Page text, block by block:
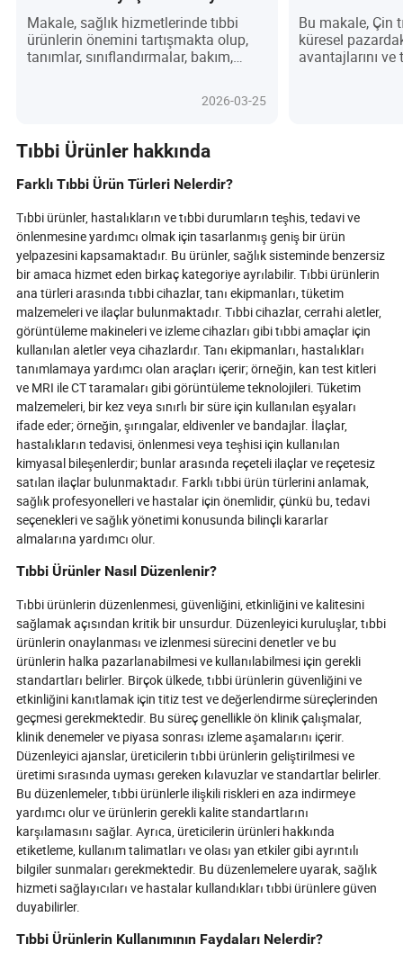
Makale, sağlık hizmetlerinde tıbbi
ürünlerin önemini tartışmakta olup,
tanımlar, sınıflandırmalar, bakım,
2026-03-25
Satın Alma
Bu makale, Çin
küresel
avantajlarını
tanınmıştır.
yataklarının
detaylı bir
tedarikçi
incelemesi ve
garantisi
Yuyue,
önde gelen
yurtdışındaki
sağlamaktadır.
Tıbbi Ürünler hakkında
Farklı Tıbbi Ürün Türleri Nelerdir?
Tıbbi ürünler, hastalıkların ve tıbbi durumların teşhis, tedavi ve
önlenmesine yardımcı olmak için tasarlanmış geniş bir ürün
yelpazesini kapsamaktadır. Bu ürünler, sağlık sisteminde benzersiz
bir amaca hizmet eden birkaç kategoriye ayrılabilir. Tıbbi ürünlerin
ana türleri arasında tıbbi cihazlar, tanı ekipmanları, tüketim
malzemeleri ve ilaçlar bulunmaktadır. Tıbbi cihazlar, cerrahi aletler,
görüntüleme makineleri ve izleme cihazları gibi tıbbi amaçlar için
kullanılan aletler veya cihazlardır. Tanı ekipmanları, hastalıkları
tanımlamaya yardımcı olan araçları içerir; örneğin, kan test kitleri
ve MRI ile CT taramaları gibi görüntüleme teknolojileri. Tüketim
malzemeleri, bir kez veya sınırlı bir süre için kullanılan eşyaları
ifade eder; örneğin, şırıngalar, eldivenler ve bandajlar. İlaçlar,
hastalıkların tedavisi, önlenmesi veya teşhisi için kullanılan
kimyasal bileşenlerdir; bunlar arasında reçeteli ilaçlar ve reçetesiz
satılan ilaçlar bulunmaktadır. Farklı tıbbi ürün türlerini anlamak,
sağlık profesyonelleri ve hastalar için önemlidir, çünkü bu, tedavi
seçenekleri ve sağlık yönetimi konusunda bilinçli kararlar
almalarına yardımcı olur.
Tıbbi Ürünler Nasıl Düzenlenir?
Tıbbi ürünlerin düzenlenmesi, güvenliğini, etkinliğini ve kalitesini
sağlamak açısından kritik bir unsurdur. Düzenleyici kuruluşlar, tıbbi
ürünlerin onaylanması ve izlenmesi sürecini denetler ve bu
ürünlerin halka pazarlanabilmesi ve kullanılabilmesi için gerekli
standartları belirler. Birçok ülkede, tıbbi ürünlerin güvenliğini ve
etkinliğini kanıtlamak için titiz test ve değerlendirme süreçlerinden
geçmesi gerekmektedir. Bu süreç genellikle ön klinik çalışmalar,
klinik denemeler ve piyasa sonrası izleme aşamalarını içerir.
Düzenleyici ajanslar, üreticilerin tıbbi ürünlerin geliştirilmesi ve
üretimi sırasında uyması gereken kılavuzlar ve standartlar belirler.
Bu düzenlemeler, tıbbi ürünlerle ilişkili riskleri en aza indirmeye
yardımcı olur ve ürünlerin gerekli kalite standartlarını
karşılamasını sağlar. Ayrıca, üreticilerin ürünleri hakkında
etiketleme, kullanım talimatları ve olası yan etkiler gibi ayrıntılı
bilgiler sunmaları gerekmektedir. Bu düzenlemelere uyarak, sağlık
hizmeti sağlayıcıları ve hastalar kullandıkları tıbbi ürünlere güven
duyabilirler.
Tıbbi Ürünlerin Kullanımının Faydaları Nelerdir?